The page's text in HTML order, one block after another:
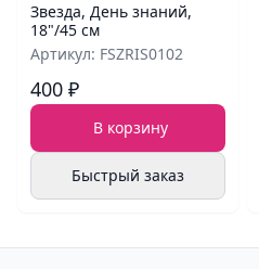
Звезда, День знаний,
18"/45 см
Артикул: FSZRIS0102
400 ₽
В корзину
Быстрый заказ